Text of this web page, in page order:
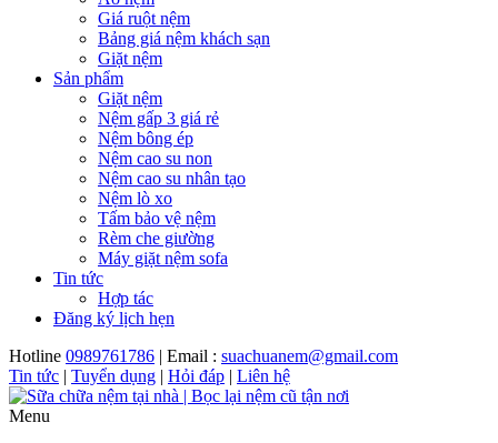
Giá ruột nệm
Bảng giá nệm khách sạn
Giặt nệm
Sản phẩm
Giặt nệm
Nệm gấp 3 giá rẻ
Nệm bông ép
Nệm cao su non
Nệm cao su nhân tạo
Nệm lò xo
Tấm bảo vệ nệm
Rèm che giường
Máy giặt nệm sofa
Tin tức
Hợp tác
Đăng ký lịch hẹn
Hotline 0989761786 | Email : suachuanem@gmail.com
Tin tức | Tuyển dụng | Hỏi đáp | Liên hệ
Menu